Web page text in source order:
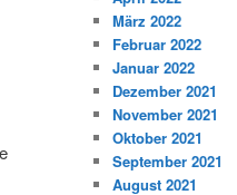
März 2022
Februar 2022
Januar 2022
Dezember 2021
November 2021
Oktober 2021
September 2021
August 2021